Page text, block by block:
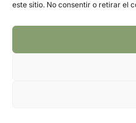
este sitio. No consentir o retirar el